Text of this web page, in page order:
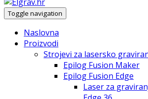
Toggle navigation
Naslovna
Proizvodi
Strojevi za lasersko
Epilog Fusion Maker
Epilog Fusion Edge
Laser za